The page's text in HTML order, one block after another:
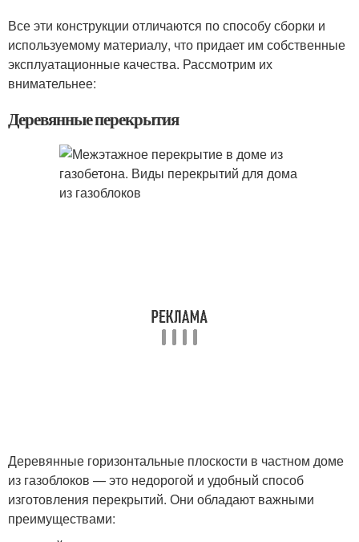
Все эти конструкции отличаются по способу сборки и
используемому материалу, что придает им собственные
эксплуатационные качества. Рассмотрим их
внимательнее:
Деревянные перекрытия
Деревянные горизонтальные плоскости в частном доме
из газоблоков — это недорогой и удобный способ
изготовления перекрытий. Они обладают важными
преимуществами: